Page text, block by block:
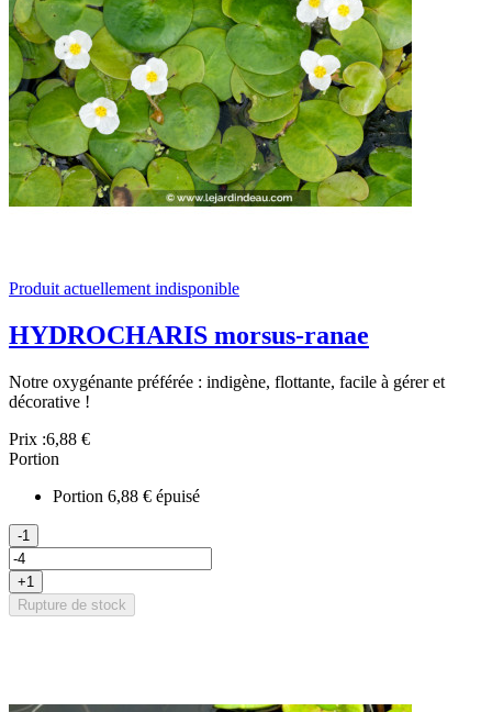
Produit actuellement indisponible
HYDROCHARIS morsus-ranae
Notre oxygénante préférée : indigène, flottante, facile à gérer et
décorative !
Prix :6,88 €
Portion
Portion 6,88 € épuisé
-1
+1
Rupture de stock